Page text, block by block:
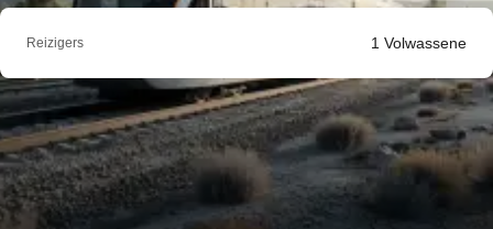
Reizigers 1 Volwassene